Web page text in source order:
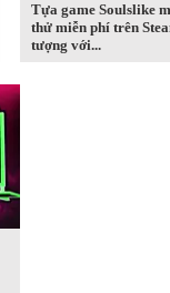
Tựa game Soulslike
thử miễn phí trên
tượng với...